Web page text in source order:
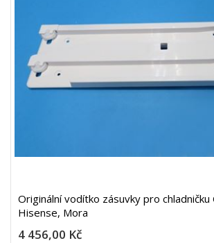
Originální vodítko zásuvky pro chladničku
Hisense, Mora
4 456,00 Kč